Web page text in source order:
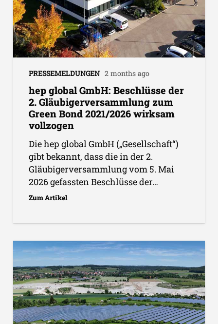
PRESSEMELDUNGEN 2 months ago
hep global GmbH: Beschlüsse der
2. Gläubigerversammlung zum
Green Bond 2021/2026 wirksam
vollzogen
Die hep global GmbH („Gesellschaft“)
gibt bekannt, dass die in der 2.
Gläubigerversammlung vom 5. Mai
2026 gefassten Beschlüsse der…
Zum Artikel